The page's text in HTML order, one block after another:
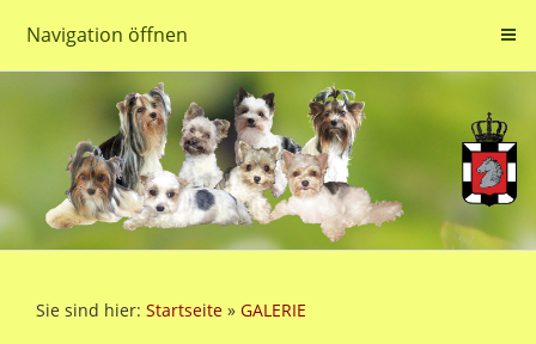
Navigation öffnen
Sie sind hier: Startseite » GALERIE